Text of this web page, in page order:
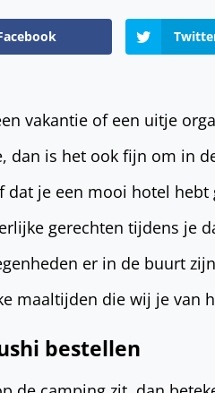
vakantie of een uitje
dan is het ook fijn om in
dat je een mooi hotel
gerechten tijdens je
er in de buurt
maaltijden die wij je van
bestellen